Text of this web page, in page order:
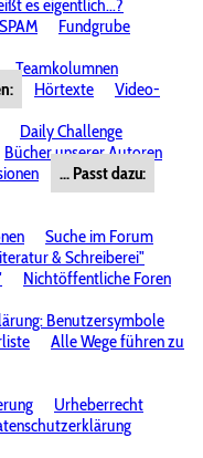
es eigentlich...?
Fundgrube
Teamkolumnen
Hörtexte
Video-
Daily Challenge
Bücher unserer Autoren
... Passt dazu:
Suche im Forum
& Schreiberei"
Nichtöffentliche Foren
Benutzersymbole
Alle Wege führen zu
Urheberrecht